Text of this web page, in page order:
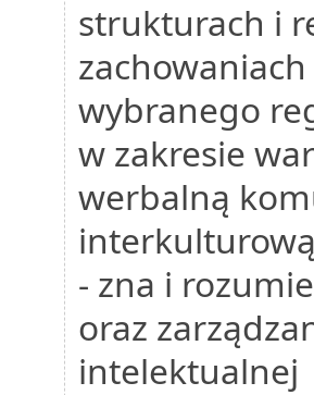
strukturach i
wybranego
w zakresie
werbalną
- zna i
oraz
intelektualnej